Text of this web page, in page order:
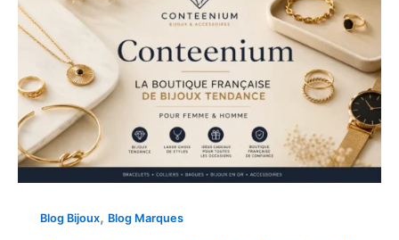
Blog Bijoux, Blog Marques